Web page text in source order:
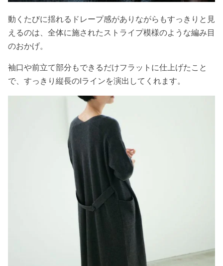
動くたびに揺れるドレープ感がありながらもすっきりと見
えるのは、全体に施されたストライプ模様のような編み目
のおかげ。
袖口や前立て部分もできるだけフラットに仕上げたこと
で、すっきり縦長のIラインを演出してくれます。